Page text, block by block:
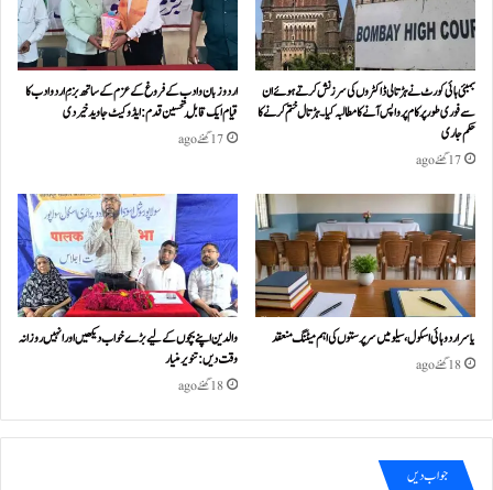
بمبئی ہائی کورٹ نے ہڑتالی ڈاکٹروں کی سرزنش کرتے ہوئے ان
سے فوری طور پر کام پر واپس آنے کا مطالبہ کیا۔ہڑتال ختم کرنے کا
حکم جاری
17 گھنٹے ago
اردو زبان و ادب کے فروغ کے عزم کے ساتھ بزمِ اردو ادب کا
قیام ایک قابلِ تحسین قدم : ایڈوکیٹ جاوید خیردی
17 گھنٹے ago
یاسر اردو ہائی اسکول، سیلو میں سرپرستوں کی اہم میٹنگ منعقد
18 گھنٹے ago
والدین اپنے بچوں کے لیے بڑے خواب دیکھیں اور انہیں روزانہ
وقت دیں : تنویر منیار
18 گھنٹے ago
جواب دیں